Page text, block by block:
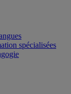
spécialisées